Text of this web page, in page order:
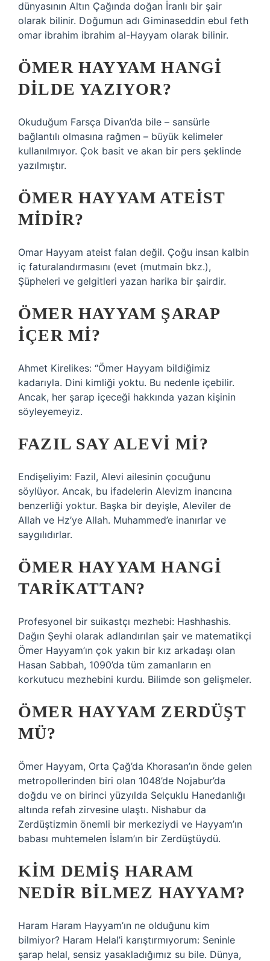
dünyasının Altın Çağında doğan İranlı bir şair
olarak bilinir. Doğumun adı Giminaseddin ebul feth
omar ibrahim ibrahim al-Hayyam olarak bilinir.
ÖMER HAYYAM HANGI
DILDE YAZIYOR?
Okuduğum Farsça Divan’da bile – sansürle
bağlantılı olmasına rağmen – büyük kelimeler
kullanılmıyor. Çok basit ve akan bir pers şeklinde
yazılmıştır.
ÖMER HAYYAM ATEIST
MIDIR?
Omar Hayyam ateist falan değil. Çoğu insan kalbin
iç faturalandırmasını (evet (mutmain bkz.),
Şüpheleri ve gelgitleri yazan harika bir şairdir.
ÖMER HAYYAM ŞARAP
IÇER MI?
Ahmet Kirelikes: “Ömer Hayyam bildiğimiz
kadarıyla. Dini kimliği yoktu. Bu nedenle içebilir.
Ancak, her şarap içeceği hakkında yazan kişinin
söyleyemeyiz.
FAZIL SAY ALEVI MI?
Endişeliyim: Fazil, Alevi ailesinin çocuğunu
söylüyor. Ancak, bu ifadelerin Alevizm inancına
benzerliği yoktur. Başka bir deyişle, Aleviler de
Allah ve Hz’ye Allah. Muhammed’e inanırlar ve
saygılıdırlar.
ÖMER HAYYAM HANGI
TARIKATTAN?
Profesyonel bir suikastçı mezhebi: Hashhashis.
Dağın Şeyhi olarak adlandırılan şair ve matematikçi
Ömer Hayyam’ın çok yakın bir kız arkadaşı olan
Hasan Sabbah, 1090’da tüm zamanların en
korkutucu mezhebini kurdu. Bilimde son gelişmeler.
ÖMER HAYYAM ZERDÜŞT
MÜ?
Ömer Hayyam, Orta Çağ’da Khorasan’ın önde gelen
metropollerinden biri olan 1048’de Nojabur’da
doğdu ve on birinci yüzyılda Selçuklu Hanedanlığı
altında refah zirvesine ulaştı. Nishabur da
Zerdüştizmin önemli bir merkeziydi ve Hayyam’ın
babası muhtemelen İslam’ın bir Zerdüştüydü.
KIM DEMIŞ HARAM
NEDIR BILMEZ HAYYAM?
Haram Haram Hayyam’ın ne olduğunu kim
bilmiyor? Haram Helal’i karıştırmıyorum: Seninle
şarap helal, sensiz yasakladığımız su bile. Dünya,